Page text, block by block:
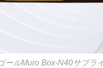
ルMuro Box-N40サブライ